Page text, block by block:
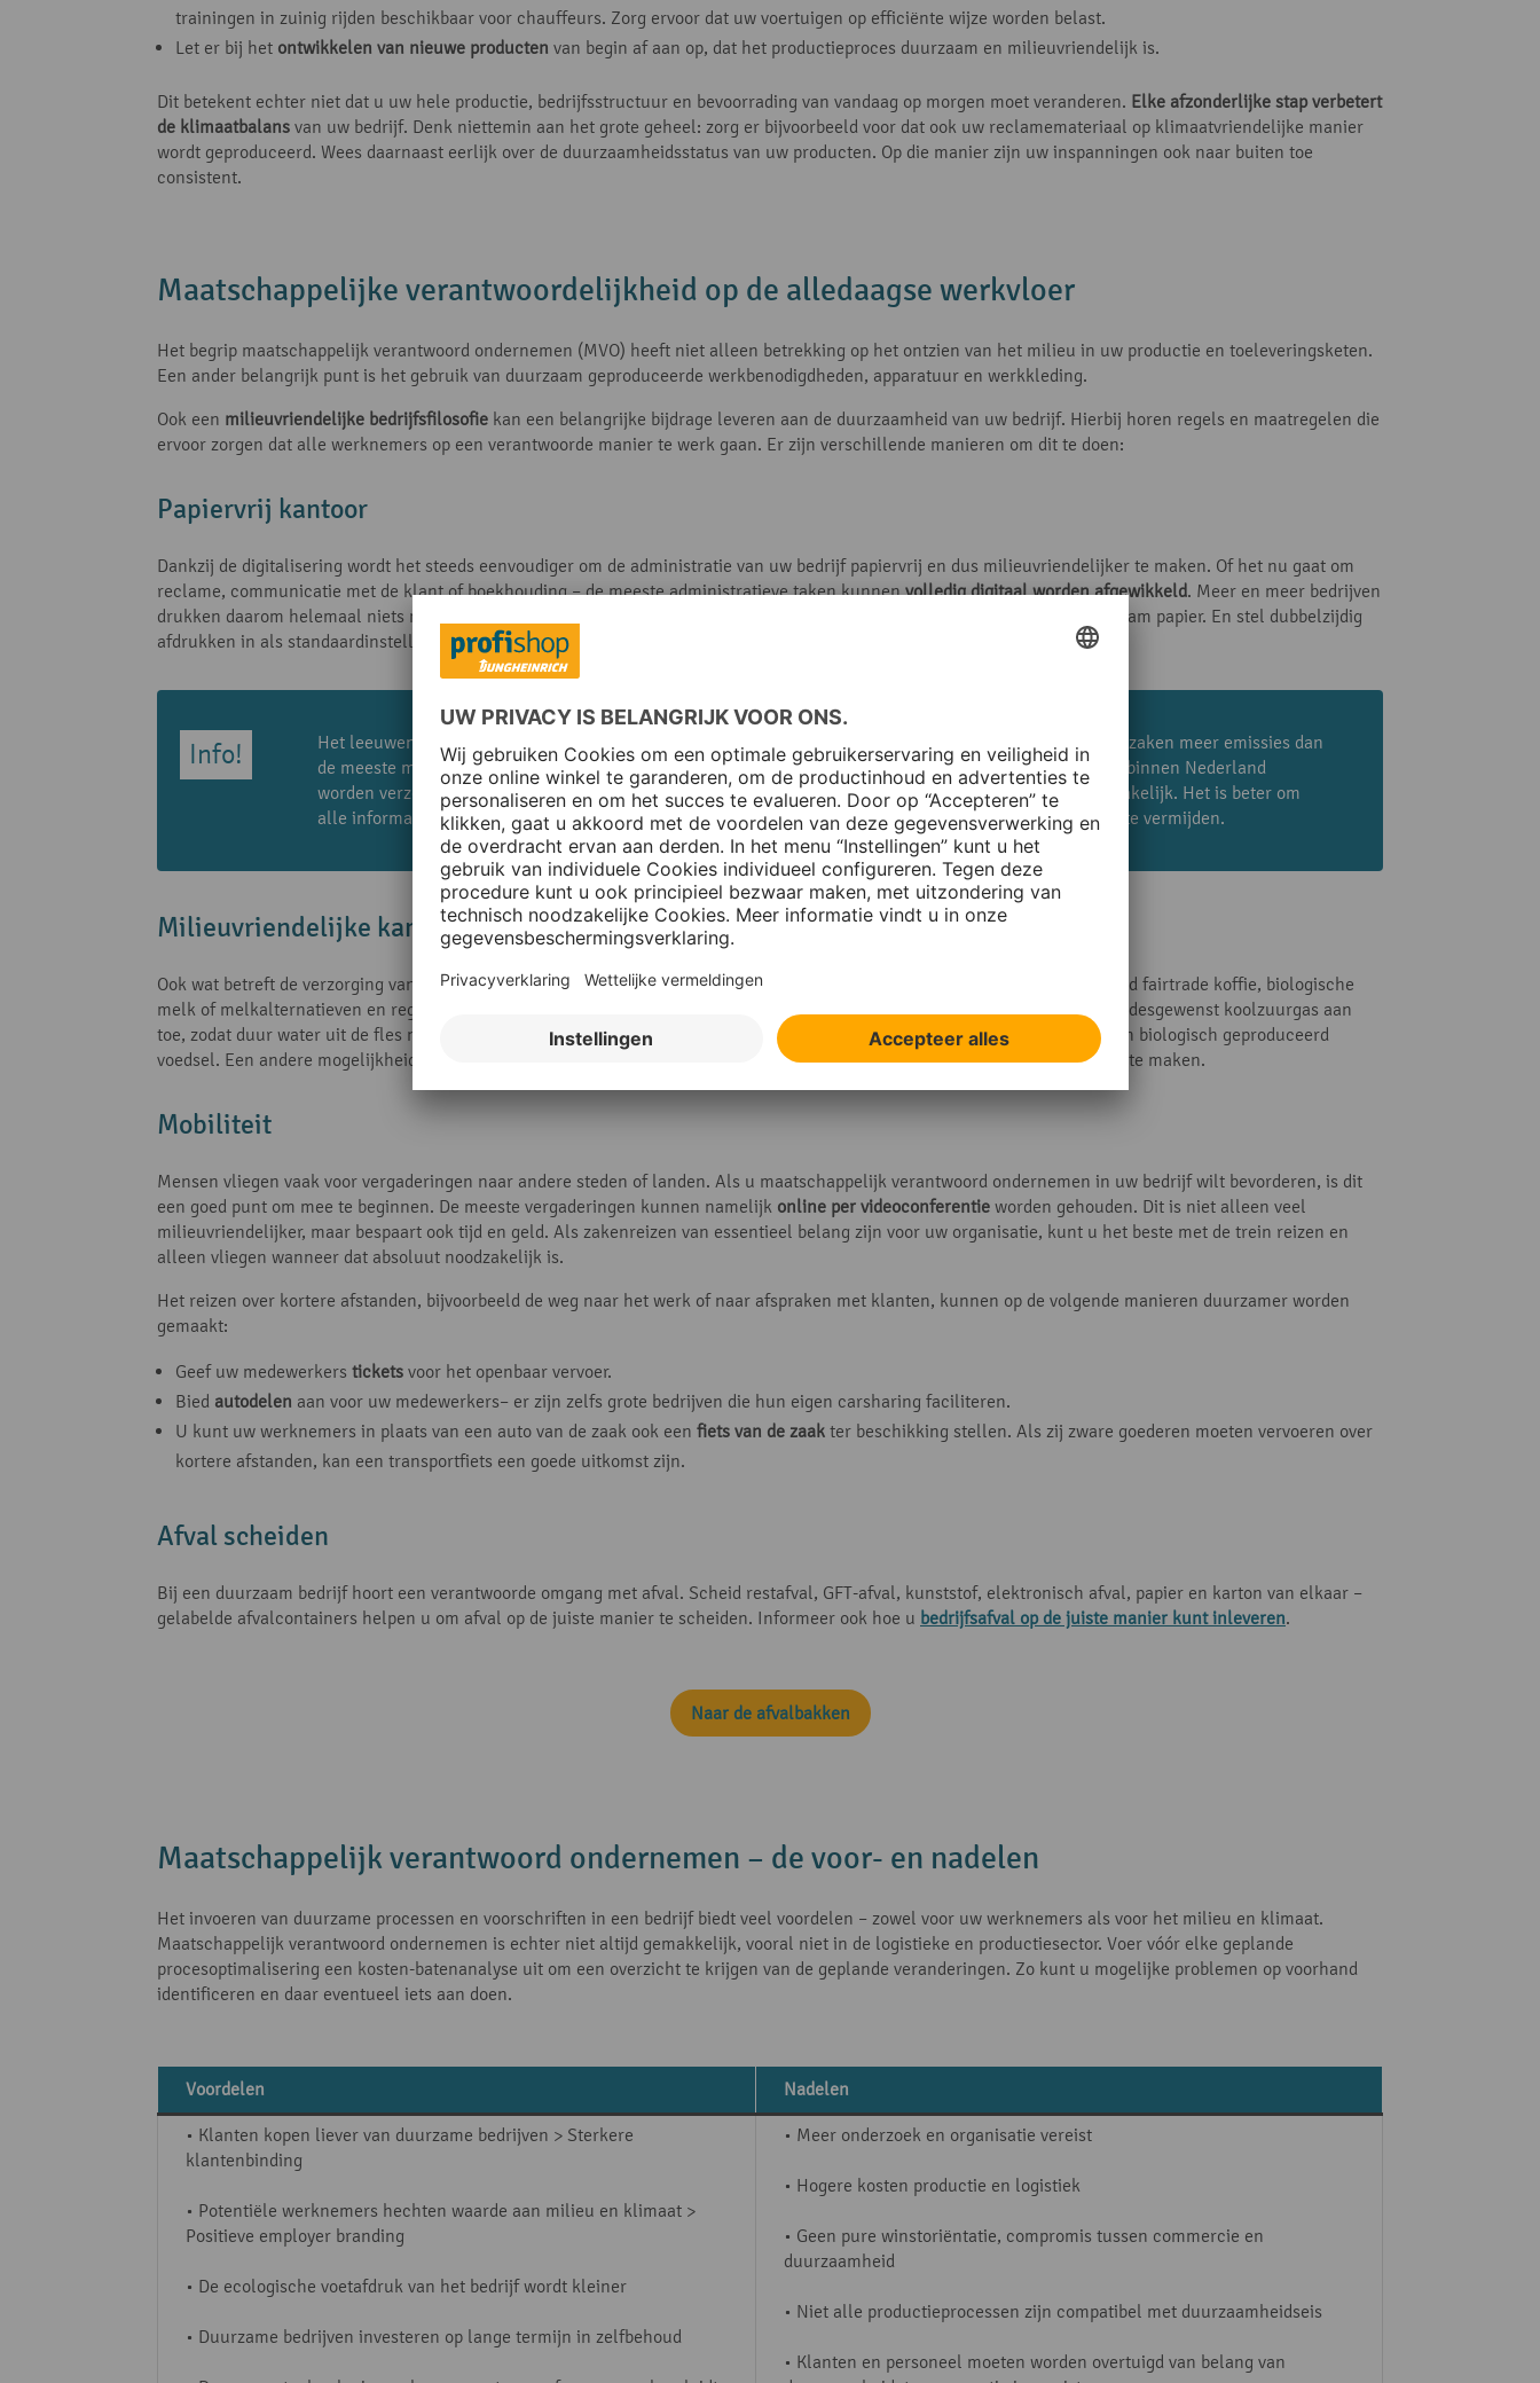
trainingen in zuinig rijden beschikbaar voor chauffeurs. Zorg ervoor dat uw voertuigen op efficiënte wijze worden belast.
Let er bij het ontwikkelen van nieuwe producten van begin af aan op, dat het productieproces duurzaam en milieuvriendelijk is.
Dit betekent echter niet dat u uw hele productie, bedrijfsstructuur en bevoorrading van vandaag op morgen moet veranderen. Elke afzonderlijke stap verbetert
de klimaatbalans van uw bedrijf. Denk niettemin aan het grote geheel: zorg er bijvoorbeeld voor dat ook uw reclamemateriaal op klimaatvriendelijke manier
wordt geproduceerd. Wees daarnaast eerlijk over de duurzaamheidsstatus van uw producten. Op die manier zijn uw inspanningen ook naar buiten toe
consistent.
Maatschappelijke verantwoordelijkheid op de alledaagse werkvloer
Het begrip maatschappelijk verantwoord ondernemen (MVO) heeft niet alleen betrekking op het ontzien van het milieu in uw productie en toeleveringsketen.
Een ander belangrijk punt is het gebruik van duurzaam geproduceerde werkbenodigdheden, apparatuur en werkkleding.
Ook een milieuvriendelijke bedrijfsfilosofie kan een belangrijke bijdrage leveren aan de duurzaamheid van uw bedrijf. Hierbij horen regels en maatregelen die
ervoor zorgen dat alle werknemers op een verantwoorde manier te werk gaan. Er zijn verschillende manieren om dit te doen:
Papiervrij kantoor
Dankzij de digitalisering wordt het steeds eenvoudiger om de administratie van uw bedrijf papiervrij en dus milieuvriendelijker te maken. Of het nu gaat om
reclame, communicatie met de klant of boekhouding – de meeste administratieve taken kunnenvolledig digitaal worden afgewikkeld. Meer en meer bedrijven
drukken daarom helemaal niets meer af. Als het onvermijdelijk is om papier te gebruiken, kies dan voor gerecycleerd, duurzaam papier. En stel dubbelzijdig
afdrukken in als standaardinstelling op de printer.
Het leeuwendeel van de interne en externe communicatie bestaat uit e-mailverkeer. Maar e-mails veroorzaken meer emissies dan
de meeste mensen denken. Per e-mail wordt ongeveer 10 gram CO2 verbruikt (7,6 gram voor brieven die binnen Nederland
worden verzonden). Omdat het gratis is en minder tijd kost, sturen veel mensen meer e-mails dan noodzakelijk. Het is beter om
alle informatie in één mail te versturen. Probeer het sturen van e-mails met slechts één zin of ‘bedankt’ te vermijden.
Milieuvriendelijke kantine en personeelskeuken
Ook wat betreft de verzorging van het personeel kunt u inzetten op duurzaamheid. U kunt in de personeelskeuken bijvoorbeeld fairtrade koffie, biologische
melk of melkalternatieven en regionaal fruit aanbieden. Speciale zuiveringsinstallaties filteren het leidingwater of voegen er desgewenst koolzuurgas aan
toe, zodat duur water uit de fles niet meer nodig is. Als het bedrijf een eigen kantine heeft, kunt u overstappen op regionaal en biologisch geproduceerd
voedsel. Een andere mogelijkheid is om
of zelfs alle maaltijden vegetarisch of veganistisch te maken.
Mobiliteit
Mensen vliegen vaak voor vergaderingen naar andere steden of landen. Als u maatschappelijk verantwoord ondernemen in uw bedrijf wilt bevorderen, is dit
een goed punt om mee te beginnen. De meeste vergaderingen kunnen namelijk online per videoconferentie worden gehouden. Dit is niet alleen veel
milieuvriendelijker, maar bespaart ook tijd en geld. Als zakenreizen van essentieel belang zijn voor uw organisatie, kunt u het beste met de trein reizen en
alleen vliegen wanneer dat absoluut noodzakelijk is.
Het reizen over kortere afstanden, bijvoorbeeld de weg naar het werk of naar afspraken met klanten, kunnen op de volgende manieren duurzamer worden
gemaakt:
Geef uw medewerkers tickets voor het openbaar vervoer.
Bied autodelen aan voor uw medewerkers– er zijn zelfs grote bedrijven die hun eigen carsharing faciliteren.
U kunt uw werknemers in plaats van een auto van de zaak ook een fiets van de zaak ter beschikking stellen. Als zij zware goederen moeten vervoeren over
kortere afstanden, kan een transportfiets een goede uitkomst zijn.
Afval scheiden
Bij een duurzaam bedrijf hoort een verantwoorde omgang met afval. Scheid restafval, GFT-afval, kunststof, elektronisch afval, papier en karton van elkaar –
gelabelde afvalcontainers helpen u om afval op de juiste manier te scheiden. Informeer ook hoe u bedrijfsafval op de juiste manier kunt inleveren.
Naar de afvalbakken
Maatschappelijk verantwoord ondernemen – de voor- en nadelen
Het invoeren van duurzame processen en voorschriften in een bedrijf biedt veel voordelen – zowel voor uw werknemers als voor het milieu en klimaat.
Maatschappelijk verantwoord ondernemen is echter niet altijd gemakkelijk, vooral niet in de logistieke en productiesector. Voer vóór elke geplande
procesoptimalisering een kosten-batenanalyse uit om een overzicht te krijgen van de geplande veranderingen. Zo kunt u mogelijke problemen op voorhand
identificeren en daar eventueel iets aan doen.
Voordelen Nadelen
• Klanten kopen liever van duurzame bedrijven > Sterkere
klantenbinding
• Potentiële werknemers hechten waarde aan milieu en klimaat >
Positieve employer branding
• De ecologische voetafdruk van het bedrijf wordt kleiner
• Duurzame bedrijven investeren op lange termijn in zelfbehoud
• Meer onderzoek en organisatie vereist
• Hogere kosten productie en logistiek
• Geen pure winstoriëntatie, compromis tussen commercie en
duurzaamheid
• Niet alle productieprocessen zijn compatibel met duurzaamheidseis
• Klanten en personeel moeten worden overtuigd van belang van